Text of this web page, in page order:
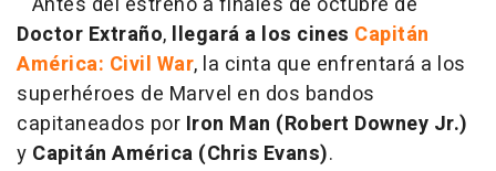
Doctor Extraño, llegará a los cines Capitán
América: Civil War, la cinta que enfrentará a los
superhéroes de Marvel en dos bandos
capitaneados por Iron Man (Robert Downey Jr.)
y Capitán América (Chris Evans).